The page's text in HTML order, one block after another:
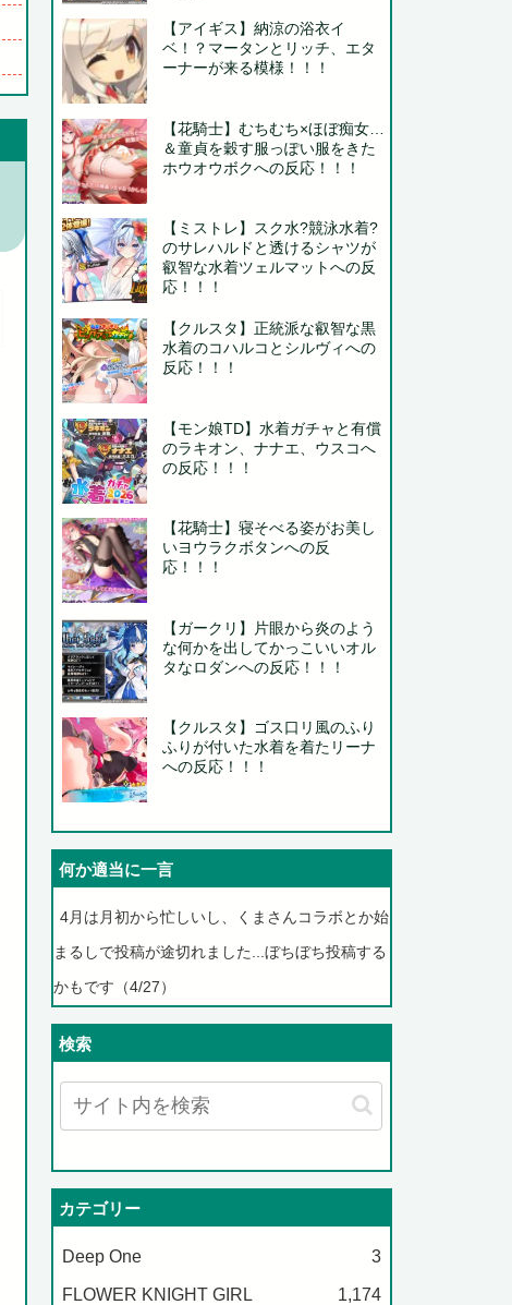
良...
【アイギス】納涼の浴衣イ
ベ！？マータンとリッチ、エタ
ーナーが来る模様！！！
【花騎士】むちむち×ほぼ痴女…
＆童貞を穀す服っぽい服をきた
ホウオウボクへの反応！！！
【ミストレ】スク水?競泳水着?
のサレハルドと透けるシャツが
叡智な水着ツェルマットへの反
応！！！
【クルスタ】正統派な叡智な黒
水着のコハルコとシルヴィへの
反応！！！
【モン娘TD】水着ガチャと有償
のラキオン、ナナエ、ウスコへ
の反応！！！
【花騎士】寝そべる姿がお美し
いヨウラクボタンへの反
応！！！
【ガークリ】片眼から炎のよう
な何かを出してかっこいいオル
タなロダンへの反応！！！
【クルスタ】ゴス口リ風のふり
ふりが付いた水着を着たリーナ
への反応！！！
何か適当に一言
4月は月初から忙しいし、くまさんコラボとか始
まるしで投稿が途切れました...ぼちぼち投稿する
かもです（4/27）
検索
カテゴリー
Deep One 3
FLOWER KNIGHT GIRL 1,174